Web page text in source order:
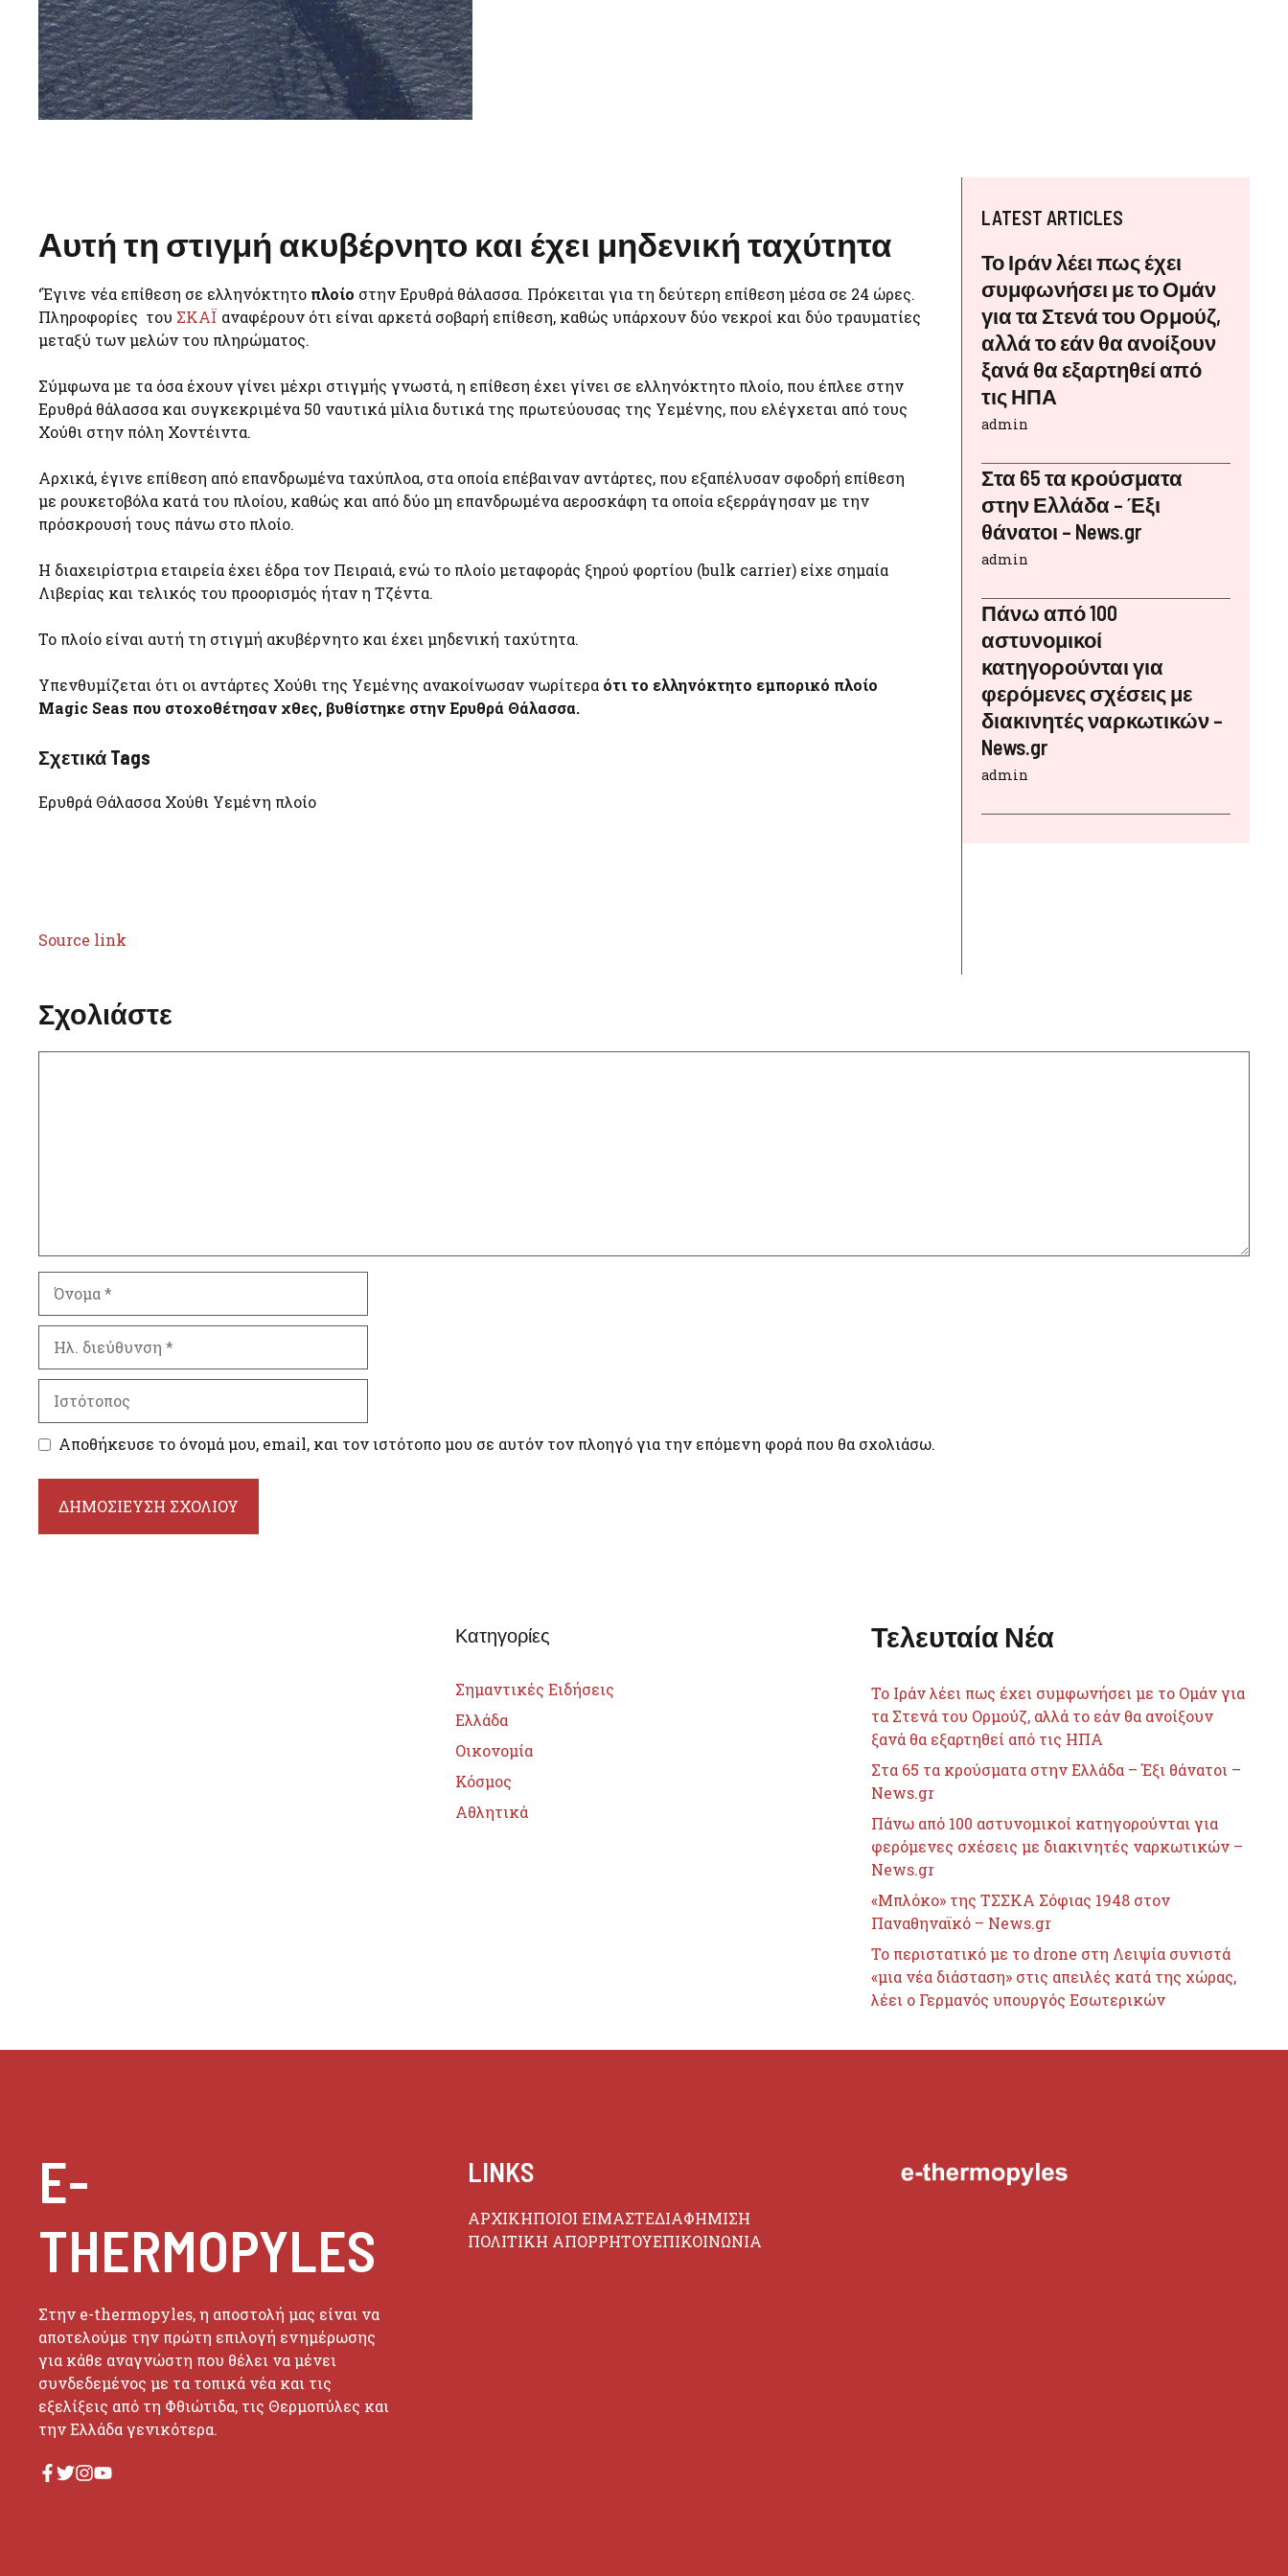
Αυτή τη στιγμή ακυβέρνητο και έχει μηδενική ταχύτητα
‘Έγινε νέα επίθεση σε ελληνόκτητο πλοίο στην Ερυθρά θάλασσα. Πρόκειται για τη δεύτερη επίθεση μέσα σε 24 ώρες.
Πληροφορίες του ΣΚΑΪ αναφέρουν ότι είναι αρκετά σοβαρή επίθεση, καθώς υπάρχουν δύο νεκροί και δύο τραυματίες
μεταξύ των μελών του πληρώματος.
Σύμφωνα με τα όσα έχουν γίνει μέχρι στιγμής γνωστά, η επίθεση έχει γίνει σε ελληνόκτητο πλοίο, που έπλεε στην
Ερυθρά θάλασσα και συγκεκριμένα 50 ναυτικά μίλια δυτικά της πρωτεύουσας της Υεμένης, που ελέγχεται από τους
Χούθι στην πόλη Χοντέιντα.
Αρχικά, έγινε επίθεση από επανδρωμένα ταχύπλοα, στα οποία επέβαιναν αντάρτες, που εξαπέλυσαν σφοδρή επίθεση
με ρουκετοβόλα κατά του πλοίου, καθώς και από δύο μη επανδρωμένα αεροσκάφη τα οποία εξερράγησαν με την
πρόσκρουσή τους πάνω στο πλοίο.
Η διαχειρίστρια εταιρεία έχει έδρα τον Πειραιά, ενώ το πλοίο μεταφοράς ξηρού φορτίου (bulk carrier) είχε σημαία
Λιβερίας και τελικός του προορισμός ήταν η Τζέντα.
Το πλοίο είναι αυτή τη στιγμή ακυβέρνητο και έχει μηδενική ταχύτητα.
Υπενθυμίζεται ότι οι αντάρτες Χούθι της Υεμένης ανακοίνωσαν νωρίτερα ότι το ελληνόκτητο εμπορικό πλοίο
Magic Seas που στοχοθέτησαν χθες, βυθίστηκε στην Ερυθρά Θάλασσα.
Σχετικά Tags
Ερυθρά Θάλασσα Χούθι Υεμένη πλοίο
Source link
LATEST ARTICLES
Το Ιράν λέει πως έχει
συμφωνήσει με το Ομάν
για τα Στενά του Ορμούζ,
αλλά το εάν θα ανοίξουν
ξανά θα εξαρτηθεί από
τις ΗΠΑ
admin
Στα 65 τα κρούσματα
στην Ελλάδα – Έξι
θάνατοι – News.gr
admin
Πάνω από 100
αστυνομικοί
κατηγορούνται για
φερόμενες σχέσεις με
διακινητές ναρκωτικών –
News.gr
admin
Σχολιάστε
Όνομα
διεύθυνση
Ιστότοπος
Αποθήκευσε το όνομά μου, email, και τον ιστότοπο μου σε αυτόν τον πλοηγό για την επόμενη φορά που θα σχολιάσω.
Κατηγορίες
Σημαντικές Ειδήσεις
Ελλάδα
Οικονομία
Κόσμος
Αθλητικά
Τελευταία Νέα
Το Ιράν λέει πως έχει συμφωνήσει με το Ομάν για
τα Στενά του Ορμούζ, αλλά το εάν θα ανοίξουν
ξανά θα εξαρτηθεί από τις ΗΠΑ
Στα 65 τα κρούσματα στην Ελλάδα – Έξι θάνατοι –
News.gr
Πάνω από 100 αστυνομικοί κατηγορούνται για
φερόμενες σχέσεις με διακινητές ναρκωτικών –
News.gr
«Μπλόκο» της ΤΣΣΚΑ Σόφιας 1948 στον
Παναθηναϊκό – News.gr
Το περιστατικό με το drone στη Λειψία συνιστά
«μια νέα διάσταση» στις απειλές κατά της χώρας,
λέει ο Γερμανός υπουργός Εσωτερικών
E-
THERMOPYLES
Στην e-thermopyles, η αποστολή μας είναι να
αποτελούμε την πρώτη επιλογή ενημέρωσης
για κάθε αναγνώστη που θέλει να μένει
συνδεδεμένος με τα τοπικά νέα και τις
εξελίξεις από τη Φθιώτιδα, τις Θερμοπύλες και
την Ελλάδα γενικότερα.
LINKS
ΑΡΧΙΚΗΠΟΙΟΙ ΕΙΜΑΣΤΕΔΙΑΦΗΜΙΣΗ
ΠΟΛΙΤΙΚΗ ΑΠΟΡΡΗΤΟΥΕΠΙΚΟΙΝΩΝΙΑ